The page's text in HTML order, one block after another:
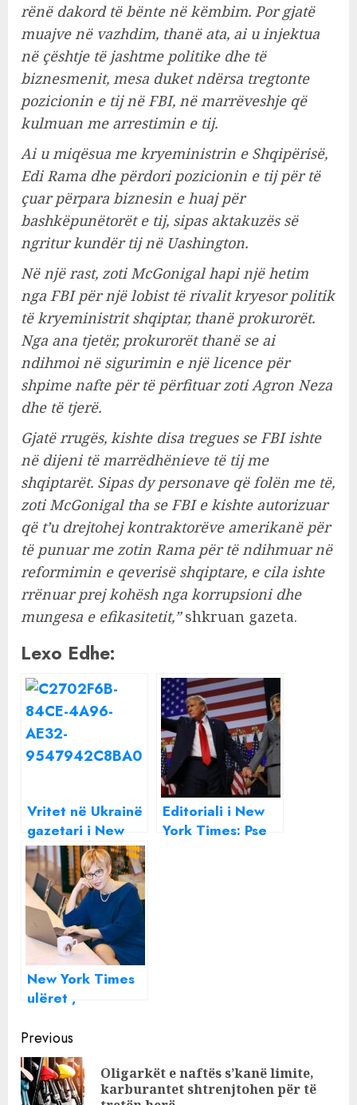
rënë dakord të bënte në këmbim. Por gjatë
muajve në vazhdim, thanë ata, ai u injektua
në çështje të jashtme politike dhe të
biznesmenit, mesa duket ndërsa tregtonte
pozicionin e tij në FBI, në marrëveshje që
kulmuan me arrestimin e tij.
Ai u miqësua me kryeministrin e Shqipërisë,
Edi Rama dhe përdori pozicionin e tij për të
çuar përpara biznesin e huaj për
bashkëpunëtorët e tij, sipas aktakuzës së
ngritur kundër tij në Uashington.
Në një rast, zoti McGonigal hapi një hetim
nga FBI për një lobist të rivalit kryesor politik
të kryeministrit shqiptar, thanë prokurorët.
Nga ana tjetër, prokurorët thanë se ai
ndihmoi në sigurimin e një licence për
shpime nafte për të përfituar zoti Agron Neza
dhe të tjerë.
Gjatë rrugës, kishte disa tregues se FBI ishte
në dijeni të marrëdhënieve të tij me
shqiptarët. Sipas dy personave që folën me të,
zoti McGonigal tha se FBI e kishte autorizuar
që t’u drejtohej kontraktorëve amerikanë për
të punuar me zotin Rama për të ndihmuar në
reformimin e qeverisë shqiptare, e cila ishte
rrënuar prej kohësh nga korrupsioni dhe
mungesa e efikasitetit,”shkruan gazeta.
Lexo Edhe:
Vritet në Ukrainë
gazetari i New
York Times
Editoriali i New
York Times: Pse
New York Times
ulëret ,
alternativa
ndryshe hesht !
Oligarku Shefqet
Kastrati bën
Continue
Reading
Previous
Oligarkët e naftës s’kanë limite,
karburantet shtrenjtohen për të